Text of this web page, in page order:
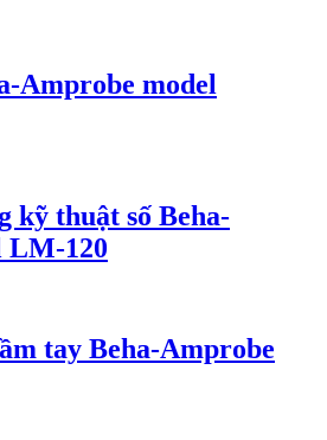
Amprobe model
kỹ thuật số Beha-
LM-120
tay Beha-Amprobe